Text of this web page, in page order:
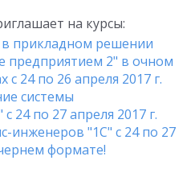
на курсы:
прикладном решении
предприятием 2" в очном
24 по 26 апреля 2017 г.
системы
24 по 27 апреля 2017 г.
инженеров "1С" с 24 по 27
формате!